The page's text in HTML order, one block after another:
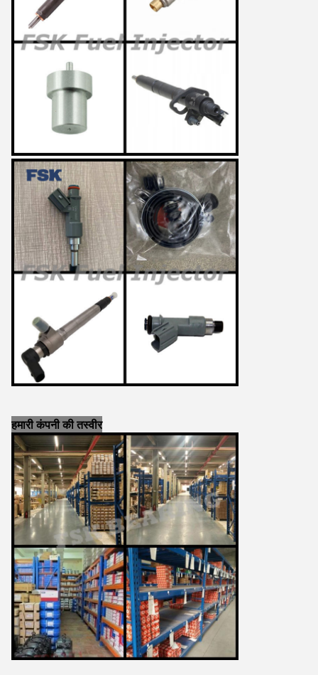
हमारी कंपनी की तस्वीर